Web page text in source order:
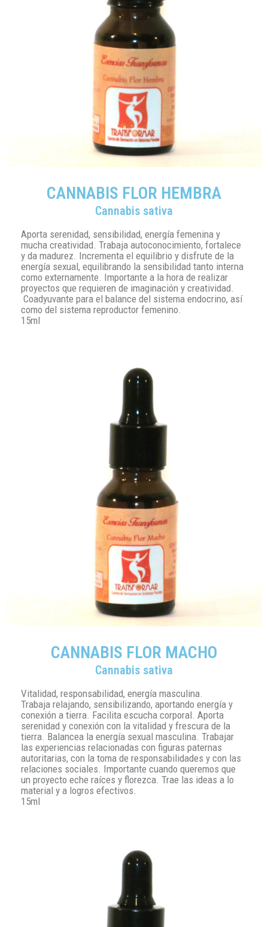
CANNABIS FLOR HEMBRA
Cannabis sativa
Aporta serenidad, sensibilidad, energía femenina y
mucha creatividad. Trabaja autoconocimiento, fortalece
y da madurez. Incrementa el equilibrio y disfrute de la
energía sexual, equilibrando la sensibilidad tanto interna
como externamente. Importante a la hora de realizar
proyectos que requieren de imaginación y creatividad.
Coadyuvante para el balance del sistema endocrino, así
como del sistema reproductor femenino.
15ml
CANNABIS FLOR MACHO
Cannabis sativa
Vitalidad, responsabilidad, energía masculina.
Trabaja relajando, sensibilizando, aportando energía y
conexión a tierra. Facilita escucha corporal. Aporta
serenidad y conexión con la vitalidad y frescura de la
tierra. Balancea la energía sexual masculina. Trabajar
las experiencias relacionadas con figuras paternas
autoritarias, con la toma de responsabilidades y con las
relaciones sociales. Importante cuando queremos que
un proyecto eche raíces y florezca. Trae las ideas a lo
material y a logros efectivos.
15ml